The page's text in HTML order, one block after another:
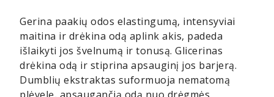
Gerina paakių odos elastingumą, intensyviai
maitina ir drėkina odą aplink akis, padeda
išlaikyti jos švelnumą ir tonusą. Glicerinas
drėkina odą ir stiprina apsauginį jos barjerą.
Dumblių ekstraktas suformuoja nematomą